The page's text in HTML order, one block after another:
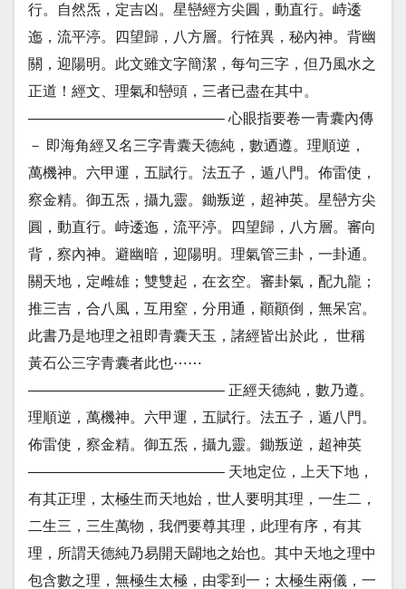
行。自然炁，定吉凶。星巒經方尖圓，動直行。峙逶
迤，流平渟。四望歸，八方層。行恠異，秘內神。背幽
關，迎陽明。此文雖文字簡潔，每句三字，但乃風水之
正道！經文、理氣和巒頭，三者已盡在其中。
—————————————– 心眼指要卷一青囊內傳
－ 即海角經又名三字青囊天德純，數迺遵。理順逆，
萬機神。六甲運，五賦行。法五子，遁八門。佈雷使，
察金精。御五炁，攝九靈。鋤叛逆，超神英。星巒方尖
圓，動直行。峙逶迤，流平渟。四望歸，八方層。審向
背，察內神。避幽暗，迎陽明。理氣管三卦，一卦通。
關天地，定雌雄；雙雙起，在玄空。審卦氣，配九龍；
推三吉，合八風，互用窒，分用通，顚顚倒，無呆宮。
此書乃是地理之祖即青囊天玉，諸經皆出於此， 世稱
黃石公三字青囊者此也⋯⋯
—————————————– 正經天德純，數乃遵。
理順逆，萬機神。六甲運，五賦行。法五子，遁八門。
佈雷使，察金精。御五炁，攝九靈。鋤叛逆，超神英
—————————————– 天地定位，上天下地，
有其正理，太極生而天地始，世人要明其理，一生二，
二生三，三生萬物，我們要尊其理，此理有序，有其
理，所謂天德純乃易開天闢地之始也。其中天地之理中
包含數之理，無極生太極，由零到一；太極生兩儀，一